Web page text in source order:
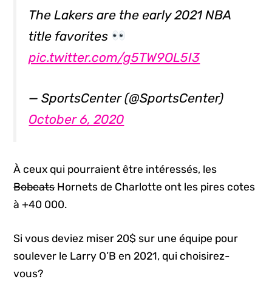
The Lakers are the early 2021 NBA
title favorites
pic.twitter.com/g5TW9OL5I3
— SportsCenter (@SportsCenter)
October 6, 2020
À ceux qui pourraient être intéressés, les
BobcatsHornets de Charlotte ont les pires cotes
à +40 000.
Si vous deviez miser 20$ sur une équipe pour
soulever le Larry O’B en 2021, qui choisirez-
vous?